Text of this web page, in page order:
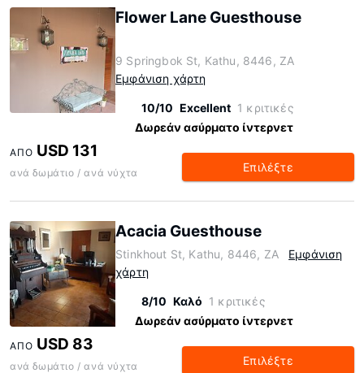
Flower Lane Guesthouse
9 Springbok St, Kathu, 8446, ZA
Εμφάνιση χάρτη
10/10 Excellent 1 κριτικές
Δωρεάν ασύρματο ίντερνετ
ΑΠΌ USD 131
ανά δωμάτιο / ανά νύχτα Επιλέξτε
Acacia Guesthouse
Stinkhout St, Kathu, 8446, ZA
Εμφάνιση
χάρτη
8/10 Καλό 1 κριτικές
Δωρεάν ασύρματο ίντερνετ
ΑΠΌ USD 83
ανά δωμάτιο / ανά νύχτα Επιλέξτε